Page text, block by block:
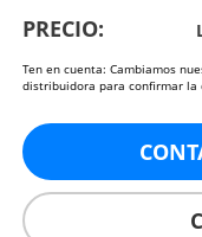
PRECIO:
Ten en cuenta: Cambiamos
distribuidora para confirmar